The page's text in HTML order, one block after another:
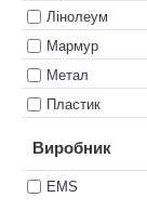
Лінолеум
Мармур
Метал
Пластик
Текстиль
Виробник
EMS